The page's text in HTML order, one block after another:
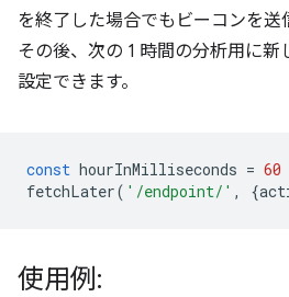
を終了した場合でもビーコンを送
その後、次の 1 時間の分析用に新
設定できます。
const hourInMilliseconds = 60
fetchLater( '/endpoint/' , {
使用例: